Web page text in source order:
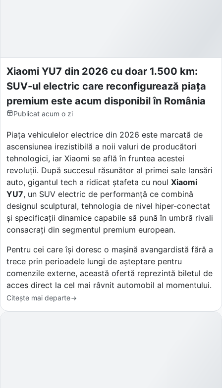
Xiaomi YU7 din 2026 cu doar 1.500 km:
SUV-ul electric care reconfigurează piața
premium este acum disponibil în România
Publicat acum o zi
Piața vehiculelor electrice din 2026 este marcată de
ascensiunea irezistibilă a noii valuri de producători
tehnologici, iar Xiaomi se află în fruntea acestei
revoluții. După succesul răsunător al primei sale lansări
auto, gigantul tech a ridicat ștafeta cu noul Xiaomi
YU7, un SUV electric de performanță ce combină
designul sculptural, tehnologia de nivel hiper-conectat
și specificații dinamice capabile să pună în umbră rivali
consacrați din segmentul premium european.
Pentru cei care își doresc o mașină avangardistă fără a
trece prin perioadele lungi de așteptare pentru
comenzile externe, această ofertă reprezintă biletul de
acces direct la cel mai râvnit automobil al momentului.
Citește mai departe